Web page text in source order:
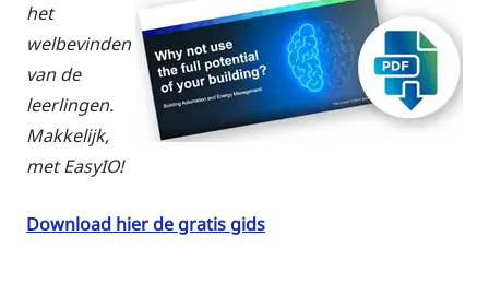
het
welbevinden
van de
leerlingen.
Makkelijk,
met EasyIO!
Download hier de gratis gids